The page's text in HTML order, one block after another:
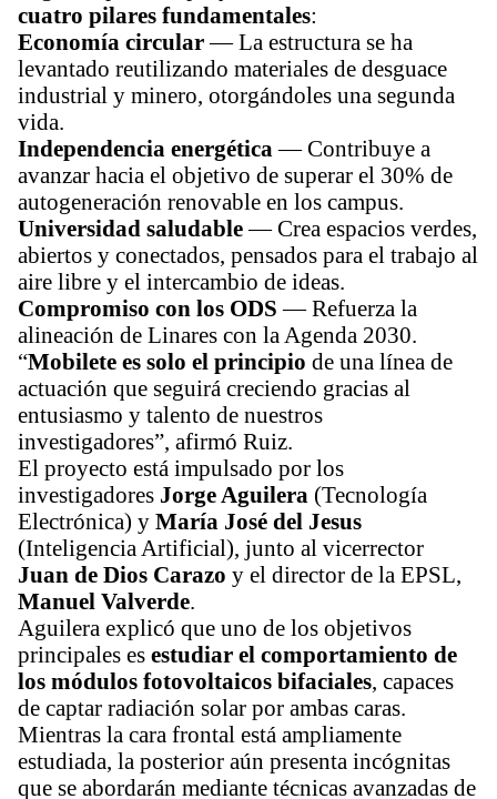
cuatro pilares fundamentales:
Economía circular — La estructura se ha
levantado reutilizando materiales de desguace
industrial y minero, otorgándoles una segunda
vida.
Independencia energética — Contribuye a
avanzar hacia el objetivo de superar el 30% de
autogeneración renovable en los campus.
Universidad saludable — Crea espacios verdes,
abiertos y conectados, pensados para el trabajo al
aire libre y el intercambio de ideas.
Compromiso con los ODS — Refuerza la
alineación de Linares con la Agenda 2030.
“Mobilete es solo el principio de una línea de
actuación que seguirá creciendo gracias al
entusiasmo y talento de nuestros
investigadores”, afirmó Ruiz.
El proyecto está impulsado por los
investigadores Jorge Aguilera (Tecnología
Electrónica) y María José del Jesus
Juan de Dios Carazo
Manuel Valverde.
Aguilera explicó que uno de los objetivos
principales es estudiar el comportamiento de
los módulos fotovoltaicos bifaciales, capaces
de captar radiación solar por ambas caras.
Mientras la cara frontal está ampliamente
estudiada, la posterior aún presenta incógnitas